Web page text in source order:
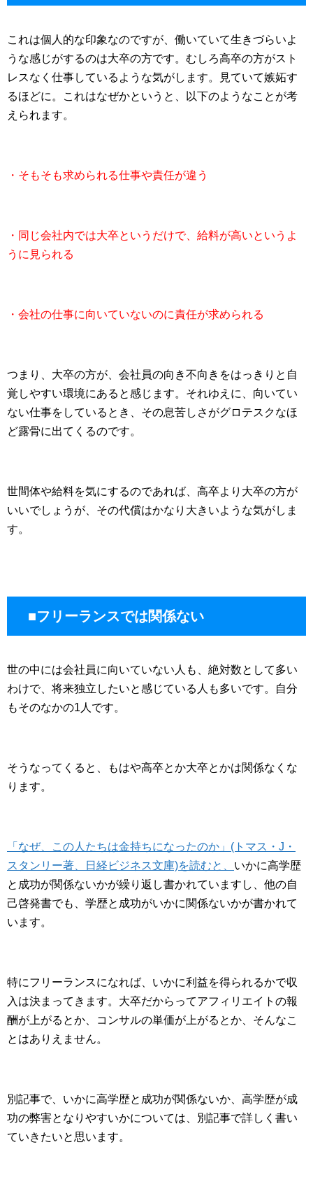
これは個人的な印象なのですが、働いていて生きづらいよ
うな感じがするのは大卒の方です。むしろ高卒の方がスト
レスなく仕事しているような気がします。見ていて嫉妬す
るほどに。これはなぜかというと、以下のようなことが考
えられます。
・そもそも求められる仕事や責任が違う
・同じ会社内では大卒というだけで、給料が高いというよ
うに見られる
・会社の仕事に向いていないのに責任が求められる
つまり、大卒の方が、会社員の向き不向きをはっきりと自
覚しやすい環境にあると感じます。それゆえに、向いてい
ない仕事をしているとき、その息苦しさがグロテスクなほ
ど露骨に出てくるのです。
世間体や給料を気にするのであれば、高卒より大卒の方が
いいでしょうが、その代償はかなり大きいような気がしま
す。
■フリーランスでは関係ない
世の中には会社員に向いていない人も、絶対数として多い
わけで、将来独立したいと感じている人も多いです。自分
もそのなかの1人です。
そうなってくると、もはや高卒とか大卒とかは関係なくな
ります。
「なぜ、この人たちは金持ちになったのか」(トマス・J・
スタンリー著、日経ビジネス文庫)を読むと、 いかに高学歴
と成功が関係ないかが繰り返し書かれていますし、他の自
己啓発書でも、学歴と成功がいかに関係ないかが書かれて
います。
特にフリーランスになれば、いかに利益を得られるかで収
入は決まってきます。大卒だからってアフィリエイトの報
酬が上がるとか、コンサルの単価が上がるとか、そんなこ
とはありえません。
別記事で、いかに高学歴と成功が関係ないか、高学歴が成
功の弊害となりやすいかについては、別記事で詳しく書い
ていきたいと思います。